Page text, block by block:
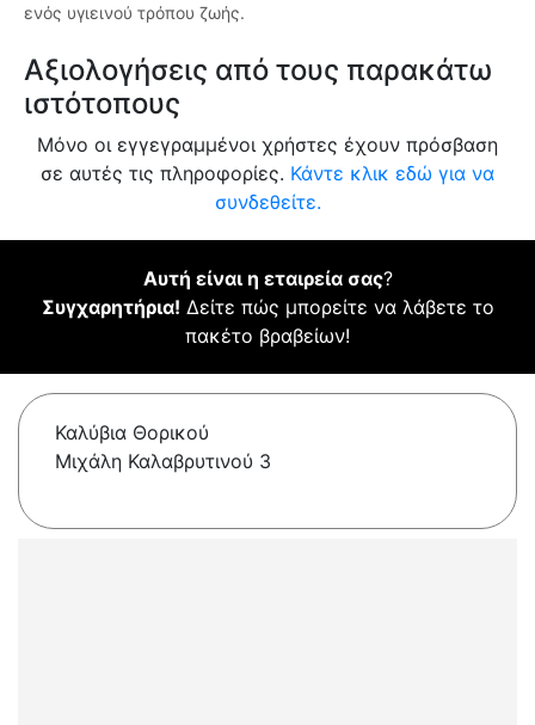
ενός υγιεινού τρόπου ζωής.
Αξιολογήσεις από τους παρακάτω
ιστότοπους
Μόνο οι εγγεγραμμένοι χρήστες έχουν πρόσβαση
σε αυτές τις πληροφορίες. Κάντε κλικ εδώ για να
συνδεθείτε.
Αυτή είναι η εταιρεία σας?
Συγχαρητήρια! Δείτε πώς μπορείτε να λάβετε το
πακέτο βραβείων!
Καλύβια Θορικού
Μιχάλη Καλαβρυτινού 3